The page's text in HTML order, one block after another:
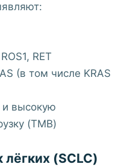
RET
(в том числе KRAS
и высокую
(TMB)
(SCLC)